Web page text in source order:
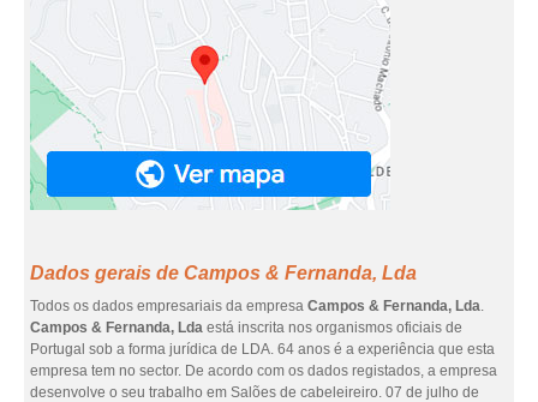
Dados gerais de Campos & Fernanda, Lda
Todos os dados empresariais da empresa Campos & Fernanda, Lda.
Campos & Fernanda, Lda está inscrita nos organismos oficiais de
Portugal sob a forma jurídica de LDA. 64 anos é a experiência que esta
empresa tem no sector. De acordo com os dados registados, a empresa
desenvolve o seu trabalho em Salões de cabeleireiro. 07 de julho de